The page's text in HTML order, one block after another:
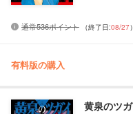
通常536ポイント （終了日:08/27）
有料版の購入
黄泉のツ